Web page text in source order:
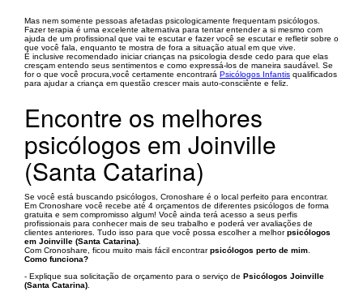
Mas nem somente pessoas afetadas psicologicamente frequentam psicólogos.
Fazer terapia é uma excelente alternativa para tentar entender a si mesmo com
ajuda de um profissional que vai te escutar e fazer você se escutar e refletir sobre o
que você fala, enquanto te mostra de fora a situação atual em que vive.
É inclusive recomendado iniciar crianças na psicologia desde cedo para que elas
cresçam entendo seus sentimentos e como expressá-los de maneira saudável. Se
for o que você procura,você certamente encontrará Psicólogos Infantis qualificados
para ajudar a criança em questão crescer mais auto-consciênte e feliz.
Encontre os melhores
psicólogos em Joinville
(Santa Catarina)
Se você está buscando psicólogos, Cronoshare é o local perfeito para encontrar.
Em Cronoshare você recebe até 4 orçamentos de diferentes psicólogos de forma
gratuita e sem compromisso algum! Você ainda terá acesso a seus perfis
profissionais para conhecer mais de seu trabalho e poderá ver avaliações de
clientes anteriores. Tudo isso para que você possa escolher a melhorpsicólogos
em Joinville (Santa Catarina)
Com Cronoshare, ficou muito mais fácil encontrarpsicólogos perto de mim
Como funciona?
- Explique sua solicitação de orçamento para o serviço de Psicólogos Joinville
(Santa Catarina)